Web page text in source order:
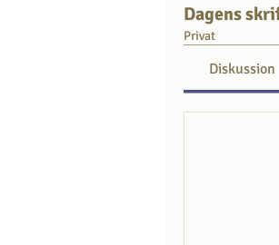
Dagens
Privat
Diskussion